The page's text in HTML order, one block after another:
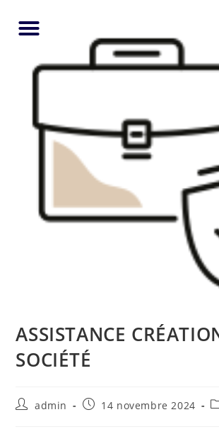
ASSISTANCE
SOCIÉTÉ
admin 14 novembre 2024